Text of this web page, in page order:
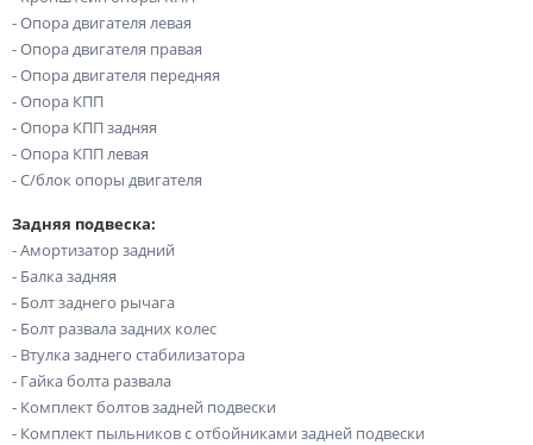
- Опора двигателя левая
- Опора двигателя правая
- Опора двигателя передняя
- Опора КПП
- Опора КПП задняя
- Опора КПП левая
- С/блок опоры двигателя
Задняя подвеска:
- Амортизатор задний
- Балка задняя
- Болт заднего рычага
- Болт развала задних колес
- Втулка заднего стабилизатора
- Гайка болта развала
- Комплект болтов задней подвески
- Комплект пыльников с отбойниками задней подвески